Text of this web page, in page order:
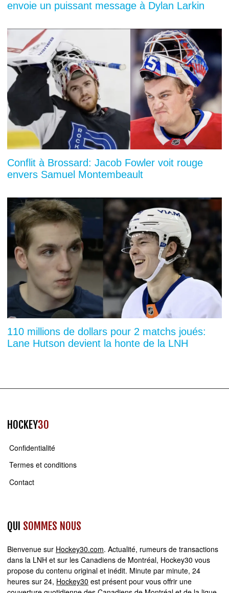
envoie un puissant message à Dylan Larkin
Conflit à Brossard: Jacob Fowler voit rouge
envers Samuel Montembeault
110 millions de dollars pour 2 matchs joués:
Lane Hutson devient la honte de la LNH
HOCKEY30
Confidentialité
Termes et conditions
Contact
QUI SOMMES NOUS
Bienvenue sur Hockey30.com. Actualité, rumeurs de transactions
dans la LNH et sur les Canadiens de Montréal, Hockey30 vous
propose du contenu original et inédit. Minute par minute, 24
heures sur 24, Hockey30 est présent pour vous offrir une